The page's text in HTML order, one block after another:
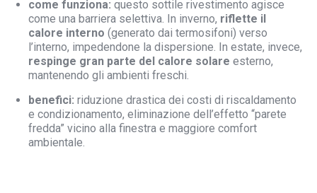
come funziona: questo sottile rivestimento agisce
come una barriera selettiva. In inverno, riflette il
calore interno (generato dai termosifoni) verso
l’interno, impedendone la dispersione. In estate, invece,
respinge gran parte del calore solare esterno,
mantenendo gli ambienti freschi.
benefici: riduzione drastica dei costi di riscaldamento
e condizionamento, eliminazione dell’effetto “parete
fredda” vicino alla finestra e maggiore comfort
ambientale.